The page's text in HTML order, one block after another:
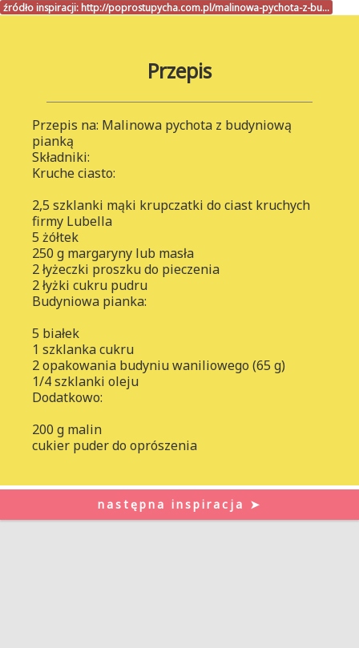
źródło inspiracji: http://poprostupycha.com.pl/malinowa-pychota-z-bu…
Przepis
Przepis na: Malinowa pychota z budyniową
pianką
Składniki:
Kruche ciasto:
2,5 szklanki mąki krupczatki do ciast kruchych
firmy Lubella
5 żółtek
250 g margaryny lub masła
2 łyżeczki proszku do pieczenia
2 łyżki cukru pudru
Budyniowa pianka:
5 białek
1 szklanka cukru
2 opakowania budyniu waniliowego (65 g)
1/4 szklanki oleju
Dodatkowo:
200 g malin
cukier puder do oprószenia
następna inspiracja ➤